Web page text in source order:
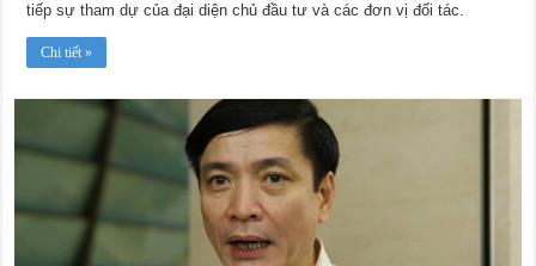
tiếp sự tham dự của đại diện chủ đầu tư và các đơn vị đối tác.
Chi tiết »